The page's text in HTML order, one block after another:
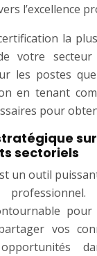
l’excellence
la
votre
les postes
en tenant
pour
sectoriels
un outil
vos